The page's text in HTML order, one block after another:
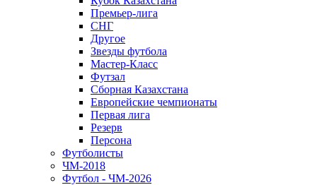
Премьер-лига
СНГ
Другое
Звезды футбола
Мастер-Класс
Футзал
Сборная Казахстана
Европейские чемпионаты
Первая лига
Резерв
Персона
Футболисты
ЧМ-2018
Футбол - ЧМ-2026